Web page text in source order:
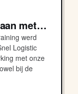
met…
werd
Logistic
met onze
bij de